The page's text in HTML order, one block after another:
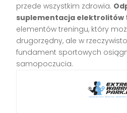
przede wszystkim zdrowia.
suplementacja elektrolitów
elementów treningu, który
drugorzędny, ale w
fundament sportowych
samopoczucia.